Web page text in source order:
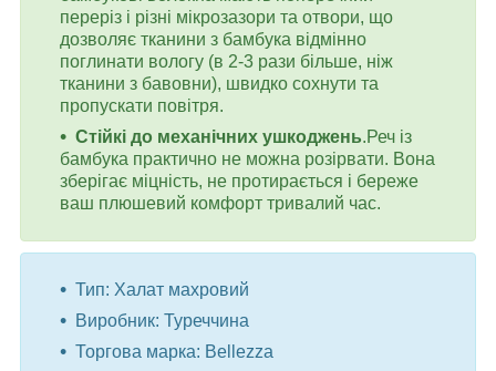
переріз і різні мікрозазори та отвори, що
дозволяє тканини з бамбука відмінно
поглинати вологу (в 2-3 рази більше, ніж
тканини з бавовни), швидко сохнути та
пропускати повітря.
Стійкі до механічних ушкоджень.Реч із
бамбука практично не можна розірвати. Вона
зберігає міцність, не протирається і береже
ваш плюшевий комфорт тривалий час.
Тип: Халат махровий
Виробник: Туреччина
Торгова марка: Bellezza